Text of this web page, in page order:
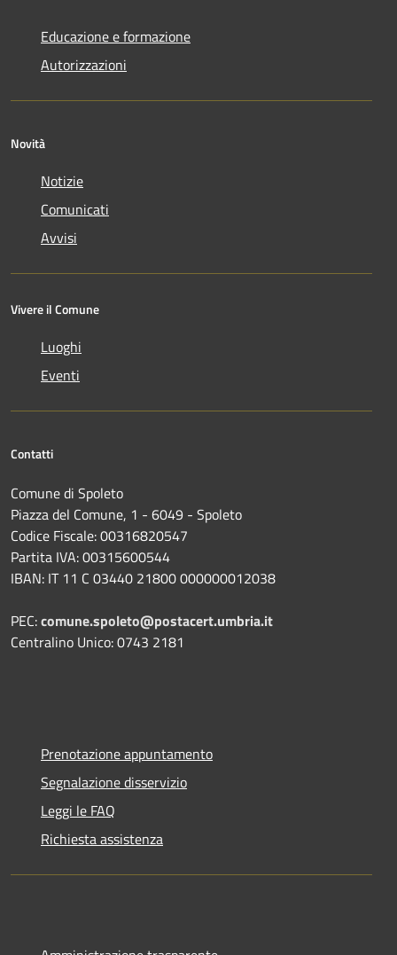
Educazione e formazione
Autorizzazioni
Novità
Notizie
Comunicati
Avvisi
Vivere il Comune
Luoghi
Eventi
Contatti
Comune di Spoleto
Piazza del Comune, 1 - 6049 - Spoleto
Codice Fiscale: 00316820547
Partita IVA: 00315600544
IBAN: IT 11 C 03440 21800 000000012038
PEC:comune.spoleto@postacert.umbria.it
Centralino Unico: 0743 2181
Prenotazione appuntamento
Segnalazione disservizio
Leggi le FAQ
Richiesta assistenza